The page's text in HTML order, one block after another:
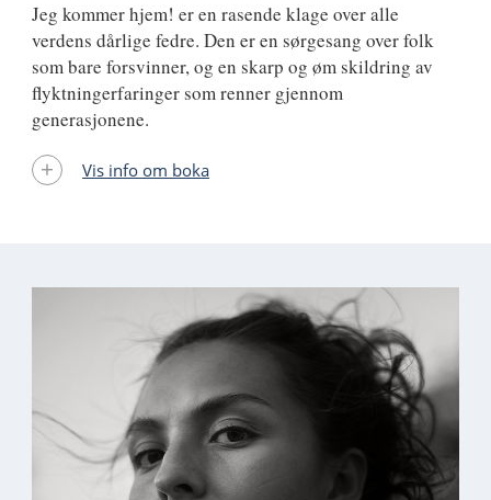
Jeg kommer hjem! er en rasende klage over alle
verdens dårlige fedre. Den er en sørgesang over folk
som bare forsvinner, og en skarp og øm skildring av
flyktningerfaringer som renner gjennom
generasjonene.
Vis info om boka